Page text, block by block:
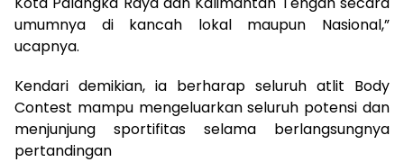
umumnya di kancah lokal maupun Nasional,”
ucapnya.
Kendari demikian, ia berharap seluruh atlit Body
Contest mampu mengeluarkan seluruh potensi dan
menjunjung sportifitas selama berlangsungnya
pertandingan